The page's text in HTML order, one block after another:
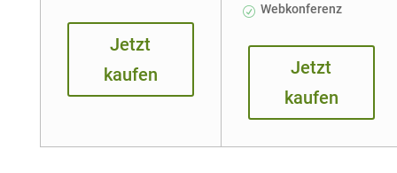
Jetzt
kaufen
Webkonferenz
Jetzt
kaufen